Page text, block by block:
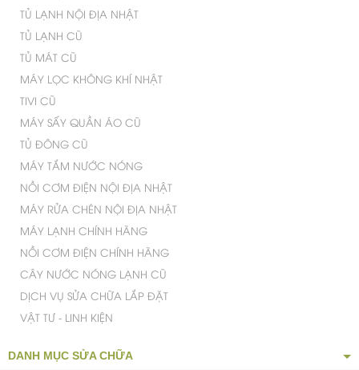
TỦ LẠNH NỘI ĐỊA NHẬT
TỦ LẠNH CŨ
TỦ MÁT CŨ
MÁY LỌC KHÔNG KHÍ NHẬT
TIVI CŨ
MÁY SẤY QUẦN ÁO CŨ
TỦ ĐÔNG CŨ
MÁY TẮM NƯỚC NÓNG
NỒI CƠM ĐIỆN NỘI ĐỊA NHẬT
MÁY RỬA CHÉN NỘI ĐỊA NHẬT
MÁY LẠNH CHÍNH HÃNG
NỒI CƠM ĐIỆN CHÍNH HÃNG
CÂY NƯỚC NÓNG LẠNH CŨ
DỊCH VỤ SỬA CHỮA LẮP ĐẶT
VẬT TƯ - LINH KIỆN
DANH MỤC SỬA CHỮA